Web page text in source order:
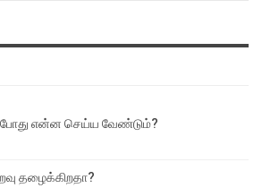
என்ன செய்ய வேண்டும்?
தழைக்கிறதா?